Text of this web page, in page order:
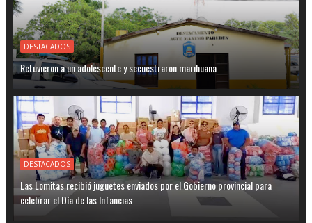
DESTACADOS
Retuvieron a un adolescente y secuestraron marihuana
DESTACADOS
Las Lomitas recibió juguetes enviados por el Gobierno provincial para
celebrar el Día de las Infancias